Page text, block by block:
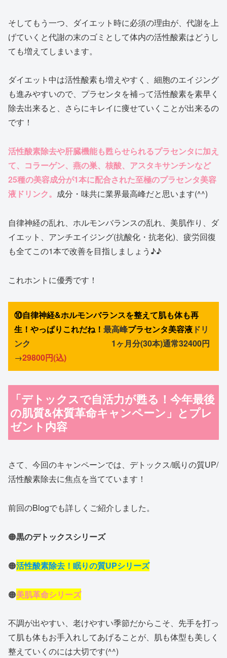
そしてもう一つ、ダイエット時に必須の理由が、代謝を上
げていくと代謝の末のゴミとして体内の活性酸素はどうし
ても増えてしまいます。
ダイエット中は活性酸素も増えやすく、細胞のエイジング
も進みやすいので、プラセンタを補って活性酸素を素早く
除去出来ると、さらにキレイに痩せていくことが出来るの
です！
活性酸素除去や肝臓機能も甦らせられるプラセンタに加え
て、コラーゲン、燕の巣、核酸、アスタキサンチンなど
25種の美容成分が1本に配合された至極のプラセンタ美容
液ドリンク。 成分・味共に業界最高峰だと思います(^^)
自律神経の乱れ、ホルモンバランスの乱れ、美肌作り、ダ
イエット、アンチエイジング(抗酸化・抗老化)、疲労回復
も全てこの1本で改善を目指しましょう♪♪
これホントに優秀です！
⑩自律神経&ホルモンバランスを整えて肌も体も再
生！やっぱりこれだね！ 最高峰プラセンタ美容液 ドリ
ンク 1ヶ月分(30本)通常32400円
→29800円(込)
「デトックスで自活力が甦る！今年最後
の肌質&体質革命キャンペーン」とプレ
ゼント内容
さて、今回のキャンペーンでは、デトックス/眠りの質UP/
活性酸素除去に焦点を当てています！
前回のBlogでも詳しくご紹介しました。
🟠黒のデトックスシリーズ
🟠活性酸素除去！眠りの質UPシリーズ
🟠美肌革命シリーズ
不調が出やすい、老けやすい季節だからこそ、先手を打っ
て肌も体もお手入れしてあげることが、肌も体型も美しく
整えていくのには大切です(^^)